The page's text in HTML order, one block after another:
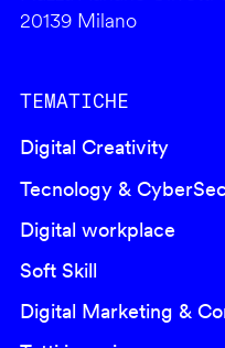
20139 Milano
TEMATICHE
Digital Creativity
Tecnology &
Digital workplace
Soft Skill
Digital Marketing &